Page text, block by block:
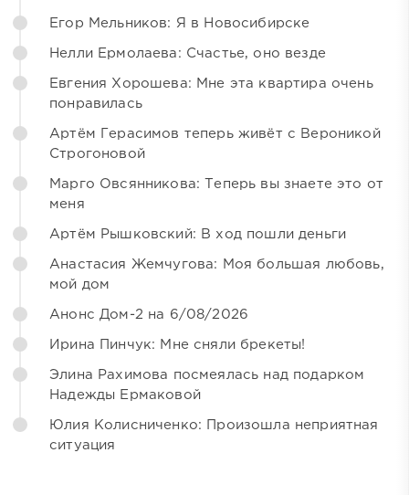
Егор Мельников: Я в Новосибирске
Нелли Ермолаева: Счастье, оно везде
Евгения Хорошева: Мне эта квартира очень
понравилась
Артём Герасимов теперь живёт с Вероникой
Строгоновой
Марго Овсянникова: Теперь вы знаете это от
меня
Артём Рышковский: В ход пошли деньги
Анастасия Жемчугова: Моя большая любовь,
мой дом
Анонс Дом-2 на 6/08/2026
Ирина Пинчук: Мне сняли брекеты!
Элина Рахимова посмеялась над подарком
Надежды Ермаковой
Юлия Колисниченко: Произошла неприятная
ситуация